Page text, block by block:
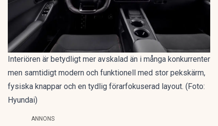
Interiören är betydligt mer avskalad än i många konkurrenter
men samtidigt modern och funktionell med stor pekskärm,
fysiska knappar och en tydlig förarfokuserad layout. (Foto:
Hyundai)
ANNONS